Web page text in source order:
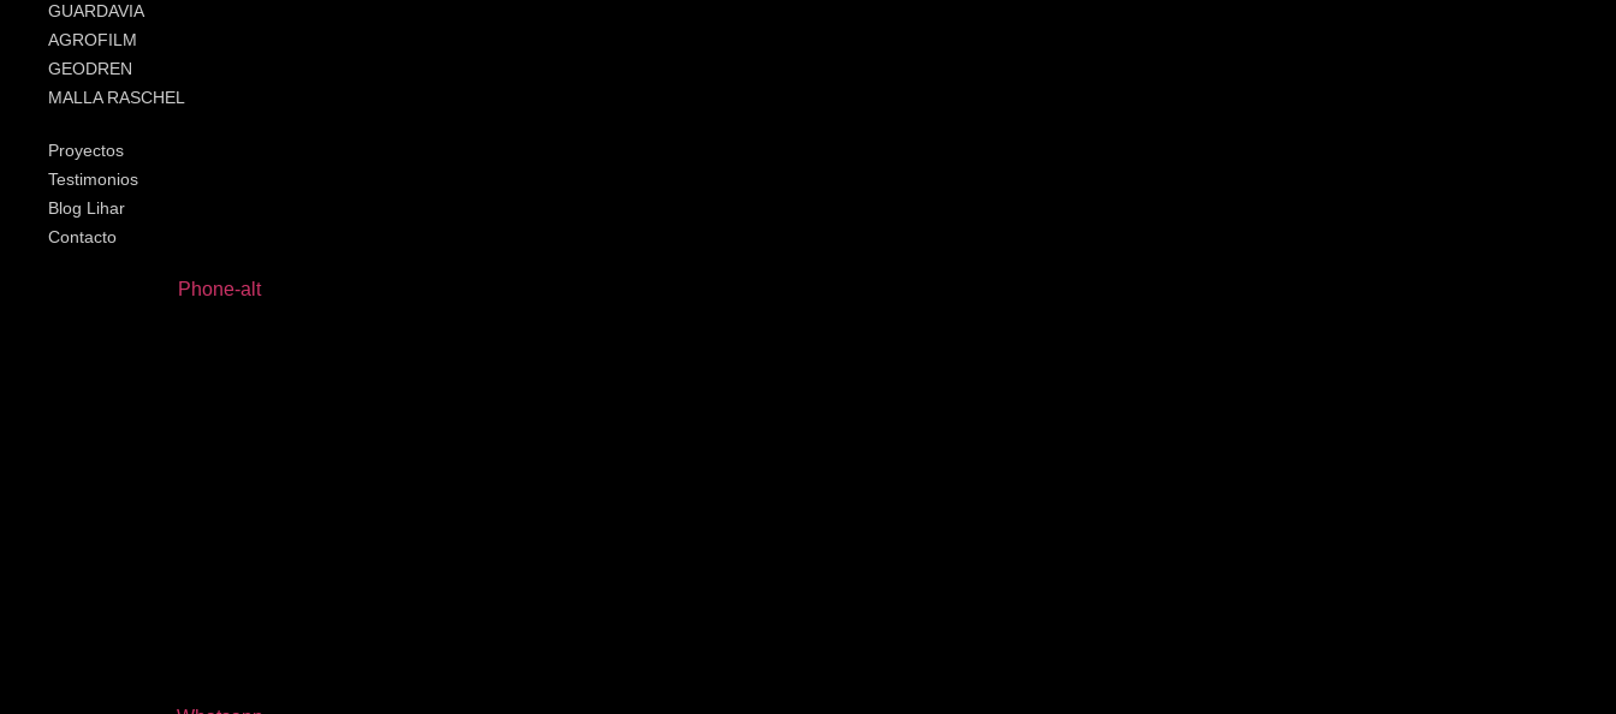
GUARDAVIA
AGROFILM
GEODREN
MALLA RASCHEL
Proyectos
Testimonios
Blog Lihar
Contacto
Phone-alt